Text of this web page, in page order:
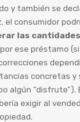
y también se
el consumidor
las
por ese préstamo
concretas y
algún “disfrute”).
exigir al